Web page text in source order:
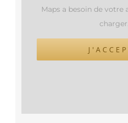
Maps a besoin de
charger.